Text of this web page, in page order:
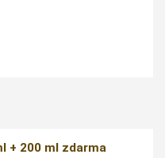
+ 200 ml zdarma